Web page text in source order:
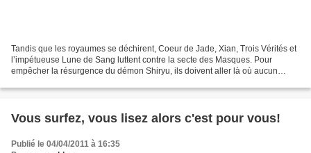
Tandis que les royaumes se déchirent, Coeur de Jade, Xian, Trois Vérités et
l’impétueuse Lune de Sang luttent contre la secte des Masques. Pour
empêcher la résurgence du démon Shiryu, ils doivent aller là où aucun
Vous surfez, vous lisez alors c'est pour vous!
Publié le 04/04/2011 à 16:35